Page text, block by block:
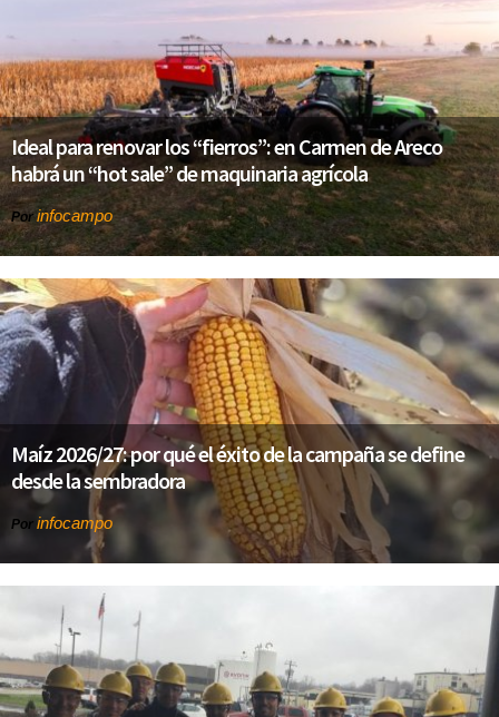
Ideal para renovar los “fierros”: en Carmen de Areco
habrá un “hot sale” de maquinaria agrícola
Por infocampo
Maíz 2026/27: por qué el éxito de la campaña se define
desde la sembradora
Por infocampo